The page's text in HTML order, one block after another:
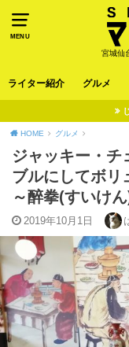
MENU
宮城仙
ライター紹介 グルメ
HOME グルメ
ジャッキー・チ
ブルにしてボリ
～醉拳(すいけ
2019年10月1日